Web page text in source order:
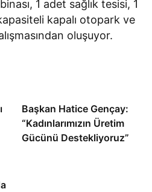
1 adet sağlık tesisi, 1
kapalı otopark ve
oluşuyor.
Başkan Hatice Gençay:
“Kadınlarımızın Üretim
Gücünü Destekliyoruz”